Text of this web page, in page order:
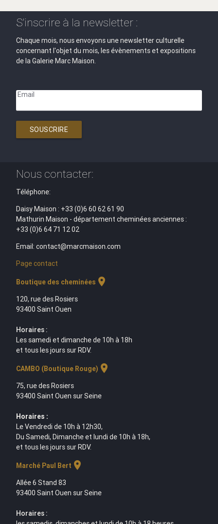
S'inscrire à la newsletter :
Chaque mois, nous envoyons une newsletter culturelle
concernant l'objet du mois, les évènements et expositions
de la Galerie Marc Maison.
Email
SOUSCRIRE
Nous contacter:
Téléphone:
Daisy Maison : +33 (0)6 60 62 61 90
Mathurin Maison - département cheminées anciennes :
+33 (0)6 64 71 12 02
Email: contact@marcmaison.com
Page contact
Boutique des cheminées location_on
120, rue des Rosiers
93400 Saint Ouen
Horaires :
Les samedi et dimanche de 10h à 18h
et tous les jours sur RDV.
CAMBO (Boutique Rouge) location_on
75, rue des Rosiers
93400 Saint Ouen sur Seine
Horaires :
Le Vendredi de 10h à 12h30,
Du Samedi, Dimanche et lundi de 10h à 18h,
et tous les jours sur RDV.
Marché Paul Bert location_on
Allée 6 Stand 83
93400 Saint Ouen sur Seine
Horaires :